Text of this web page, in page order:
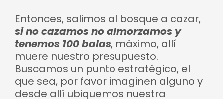
Entonces, salimos al bosque a cazar,
si no cazamos no almorzamos y
tenemos 100 balas, máximo, allí
muere nuestro presupuesto.
Buscamos un punto estratégico, el
que sea, por favor imaginen alguno y
desde allí ubiquemos nuestra